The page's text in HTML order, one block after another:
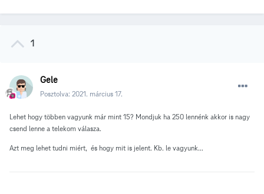
1
Gele
Posztolva: 2021. március 17.
Lehet hogy többen vagyunk már mint 15? Mondjuk ha 250 lennénk akkor is nagy
csend lenne a telekom válasza.
Azt meg lehet tudni miért, és hogy mit is jelent. Kb. le vagyunk...